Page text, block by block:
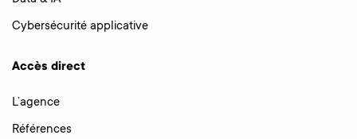
Cybersécurité applicative
Accès direct
L’agence
Références